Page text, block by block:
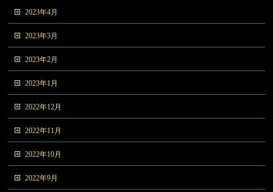
2023年4月
2023年3月
2023年2月
2023年1月
2022年12月
2022年11月
2022年10月
2022年9月